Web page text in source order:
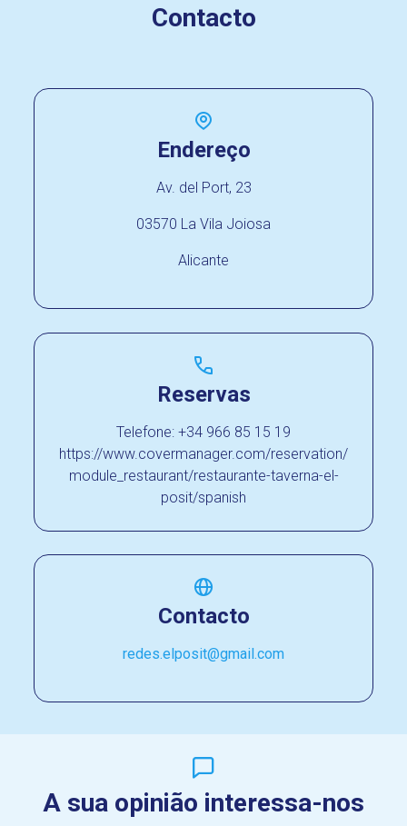
Contacto
Endereço
Av. del Port, 23
03570 La Vila Joiosa
Alicante
Reservas
Telefone: +34 966 85 15 19
https://www.covermanager.com/reservation/
module_restaurant/restaurante-taverna-el-
posit/spanish
Contacto
redes.elposit@gmail.com
A sua opinião interessa-nos